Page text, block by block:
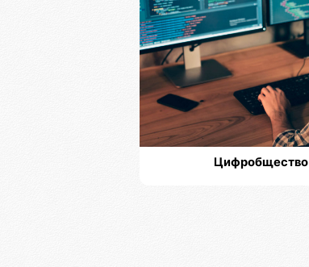
Цифробщество